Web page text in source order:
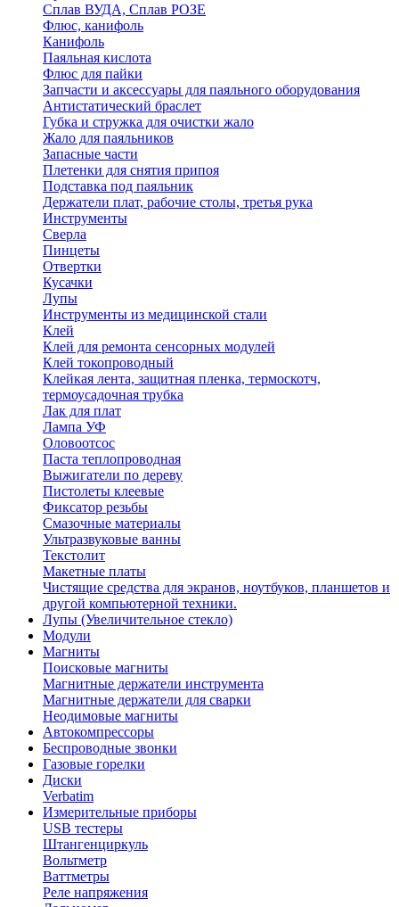
Сплав ВУДА, Сплав РОЗЕ
Флюс, канифоль
Канифоль
Паяльная кислота
Флюс для пайки
Запчасти и аксессуары для паяльного оборудования
Антистатический браслет
Губка и стружка для очистки жало
Жало для паяльников
Запасные части
Плетенки для снятия припоя
Подставка под паяльник
Держатели плат, рабочие столы, третья рука
Инструменты
Сверла
Пинцеты
Отвертки
Кусачки
Лупы
Инструменты из медицинской стали
Клей
Клей для ремонта сенсорных модулей
Клей токопроводный
Клейкая лента, защитная пленка, термоскотч,
термоусадочная трубка
Лак для плат
Лампа УФ
Оловоотсос
Паста теплопроводная
Выжигатели по дереву
Пистолеты клеевые
Фиксатор резьбы
Смазочные материалы
Ультразвуковые ванны
Текстолит
Макетные платы
Чистящие средства для экранов, ноутбуков, планшетов и
другой компьютерной техники.
Лупы (Увеличительное стекло)
Модули
Магниты
Поисковые магниты
Магнитные держатели инструмента
Магнитные держатели для сварки
Неодимовые магниты
Автокомпрессоры
Беспроводные звонки
Газовые горелки
Диски
Verbatim
Измерительные приборы
USB тестеры
Штангенциркуль
Вольтметр
Ваттметры
Реле напряжения